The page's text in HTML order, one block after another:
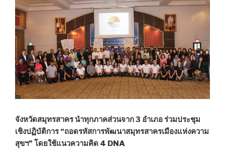
แจง
“รถไฟ
ความเร็ว
สูง”
หัวหิน”
จังหวัดสมุทรสาคร นำทุกภาคส่วนจาก 3 อำเภอ ร่วมประชุม
เชิงปฏิบัติการ “ถอดรหัสการพัฒนาสมุทรสาครเมืองแห่งความ
สุขฯ” โดยใช้แนวความคิด 4 DNA